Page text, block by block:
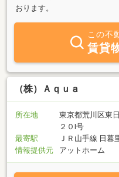
おります。
この不
賃貸
（株）Ａｑｕａ
所在地
東京都荒川区東
２０Ⅰ号
最寄駅
ＪＲ山手線 日暮
情報提供元
アットホーム